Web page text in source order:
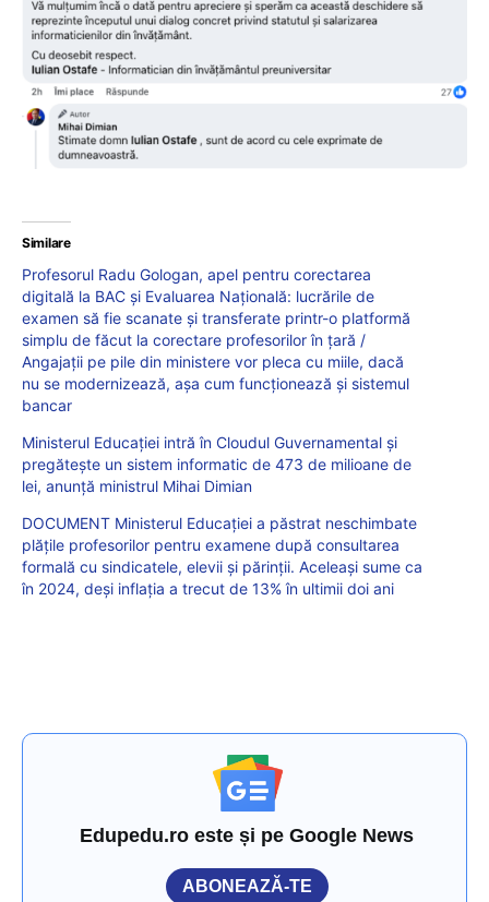
Similare
Profesorul Radu Gologan, apel pentru corectarea
digitală la BAC și Evaluarea Națională: lucrările de
examen să fie scanate și transferate printr-o platformă
simplu de făcut la corectare profesorilor în țară /
Angajații pe pile din ministere vor pleca cu miile, dacă
nu se modernizează, așa cum funcționează și sistemul
bancar
Ministerul Educației intră în Cloudul Guvernamental și
pregătește un sistem informatic de 473 de milioane de
lei, anunță ministrul Mihai Dimian
DOCUMENT Ministerul Educației a păstrat neschimbate
plățile profesorilor pentru examene după consultarea
formală cu sindicatele, elevii și părinții. Aceleași sume ca
în 2024, deși inflația a trecut de 13% în ultimii doi ani
Edupedu.ro este și pe Google News
ABONEAZĂ-TE